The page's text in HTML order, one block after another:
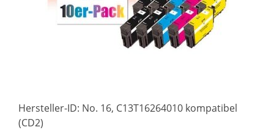
Hersteller-ID: No. 16, C13T16264010 kompatibel
(CD2)